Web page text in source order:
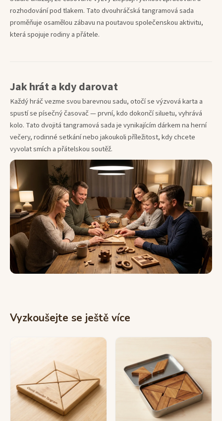
rozhodování pod tlakem. Tato dvouhráčská tangramová sada
proměňuje osamělou zábavu na poutavou společenskou aktivitu,
která spojuje rodiny a přátele.
Jak hrát a kdy darovat
Každý hráč vezme svou barevnou sadu, otočí se výzvová karta a
spustí se písečný časovač — první, kdo dokončí siluetu, vyhrává
kolo. Tato dvojitá tangramová sada je vynikajícím dárkem na herní
večery, rodinné setkání nebo jakoukoli příležitost, kdy chcete
vyvolat smích a přátelskou soutěž.
Vyzkoušejte se ještě více